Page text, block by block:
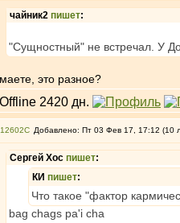
чайник2 пишет:
"Сущностный" не встречал. У
это разное?
Добавлено: Пт 03 Фев 17, 17:12 (10
Сергей Хос пишет:
КИ пишет:
Что такое "фактор
bag chags pa'i cha